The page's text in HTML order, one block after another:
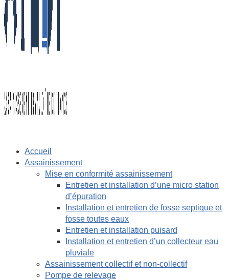
Accueil
Assainissement
Mise en conformité assainissement
Entretien et installation d’une micro station
d’épuration
Installation et entretien de fosse septique et
fosse toutes eaux
Entretien et installation puisard
Installation et entretien d’un collecteur eau
pluviale
Assainissement collectif et non-collectif
Pompe de relevage